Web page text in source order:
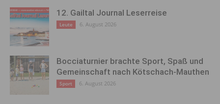
12. Gailtal Journal Leserreise
Leute 6. August 2026
Bocciaturnier brachte Sport, Spaß und
Gemeinschaft nach Kötschach-Mauthen
Sport 6. August 2026